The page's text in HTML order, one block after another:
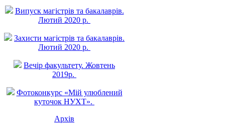
Випуск магістрів та бакалаврів.
Лютий 2020 р.
Захисти магістрів та бакалаврів.
Лютий 2020 р.
Вечір факультету. Жовтень
2019р.
Фотоконкурс «Мій улюблений
куточок НУХТ».
Архів